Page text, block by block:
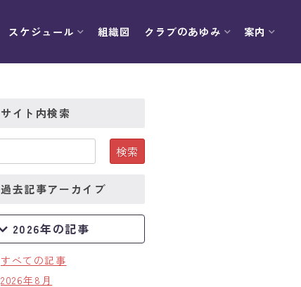
スケジュール 組織図 クラブのあゆみ 案内
サイト内検索
過去記事アーカイブ
2026年の記事
すべての記事
2026年8月